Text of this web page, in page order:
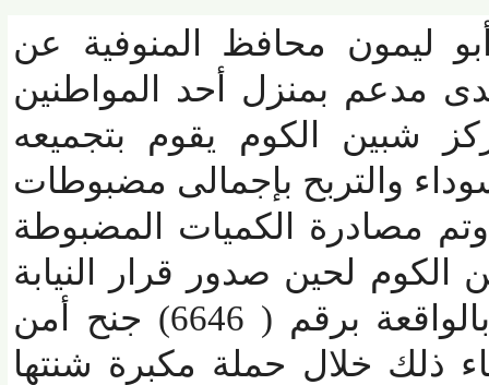
ليمون محافظ المنوفية عن
مدعم بمنزل أحد المواطنين
شبين الكوم يقوم بتجميعه
والتربح بإجمالى مضبوطات
مصادرة الكميات المضبوطة
لحين صدور قرار النيابة
العامة وتحرير محضر بالواقعة برقم ( 6646) جنح أمن
خلال حملة مكبرة شنتها